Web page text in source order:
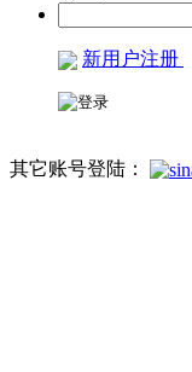
新用户注册
其它账号登陆：